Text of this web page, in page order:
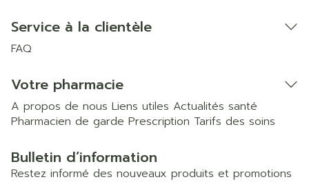
Service à la clientèle
FAQ
Votre pharmacie
A propos de nous Liens utiles Actualités santé
Pharmacien de garde Prescription Tarifs des soins
Bulletin d’information
Restez informé des nouveaux produits et promotions